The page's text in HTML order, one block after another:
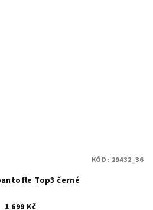
Top3 černé
1 699 Kč
KÓD: 29432_36